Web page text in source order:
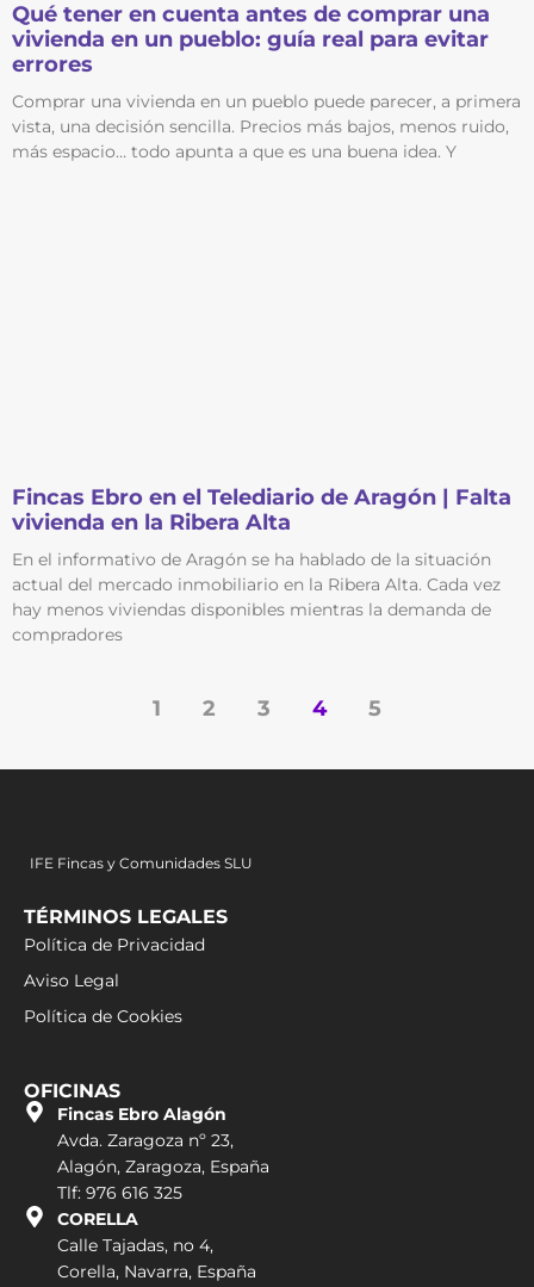
Qué tener en cuenta antes de comprar una
vivienda en un pueblo: guía real para evitar
errores
Comprar una vivienda en un pueblo puede parecer, a primera
vista, una decisión sencilla. Precios más bajos, menos ruido,
más espacio… todo apunta a que es una buena idea. Y
Fincas Ebro en el Telediario de Aragón | Falta
vivienda en la Ribera Alta
En el informativo de Aragón se ha hablado de la situación
actual del mercado inmobiliario en la Ribera Alta. Cada vez
hay menos viviendas disponibles mientras la demanda de
compradores
1 2 3 4 5
IFE Fincas y Comunidades SLU
TÉRMINOS LEGALES
Política de Privacidad
Aviso Legal
Política de Cookies
OFICINAS
Fincas Ebro Alagón
Avda. Zaragoza nº 23,
Alagón, Zaragoza, España
Tlf: 976 616 325
CORELLA
Calle Tajadas, no 4,
Corella, Navarra, España